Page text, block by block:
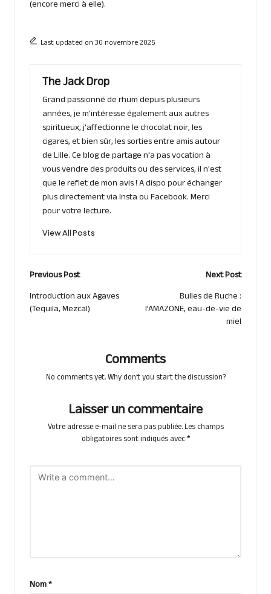
(encore merci à elle).
Last updated on 30 novembre 2025
The Jack Drop
Grand passionné de rhum depuis plusieurs
années, je m'intéresse également aux autres
spiritueux, j'affectionne le chocolat noir, les
cigares, et bien sûr, les sorties entre amis autour
de Lille. Ce blog de partage n'a pas vocation à
vous vendre des produits ou des services, il n'est
que le reflet de mon avis ! A dispo pour échanger
plus directement via Insta ou Facebook. Merci
pour votre lecture.
View All Posts
Post
navigation
Previous Post
Introduction aux Agaves
(Tequila, Mezcal)
Next Post
Bulles de Ruche :
l’AMAZONE, eau-de-vie de
miel
Comments
No comments yet. Why don’t you start the discussion?
Laisser un commentaire
Votre adresse e-mail ne sera pas publiée.Les champs
obligatoires sont indiqués avec*
Nom*